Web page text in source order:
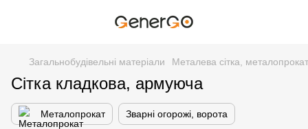
Загальнобудівельні матеріали Металева сітка, металопрокат
Сітка кладкова, армуюча
Металопрокат Зварні огорожі, ворота